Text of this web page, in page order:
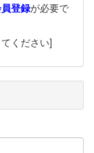
登録が必要で
てください]